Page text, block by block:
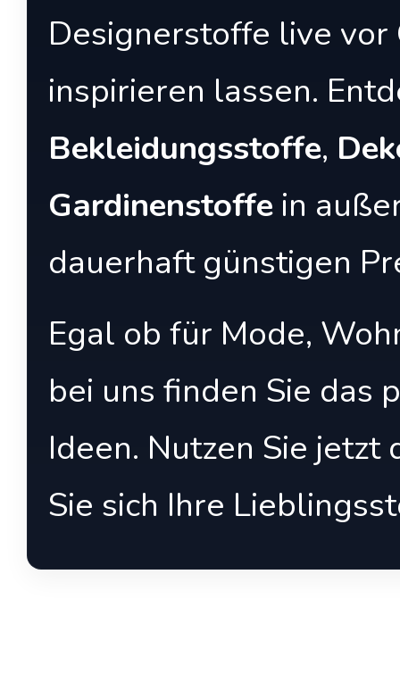
Designerstoffe live
inspirieren lassen.
Bekleidungsstoffe,
Gardinenstoffe in
dauerhaft günstigen
Egal ob für Mode,
bei uns finden Sie das
Ideen. Nutzen Sie
Sie sich Ihre